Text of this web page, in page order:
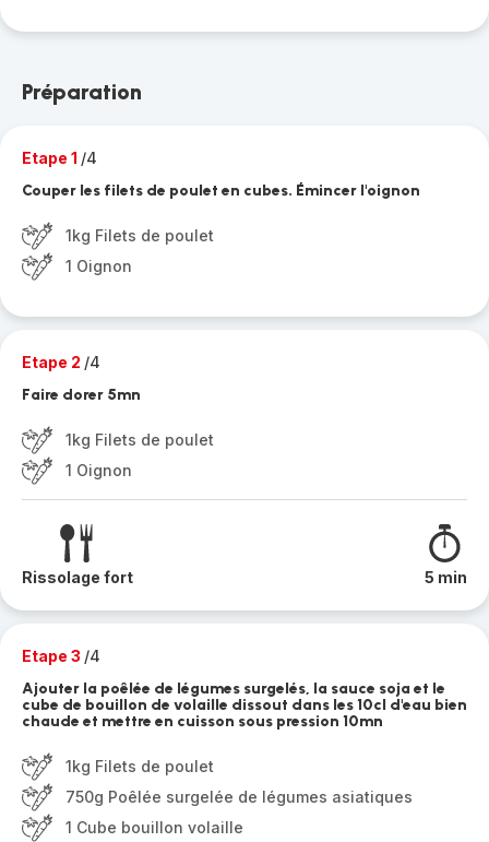
Préparation
Etape 1 /4
Couper les filets de poulet en cubes. Émincer l'oignon
1kg Filets de poulet
1 Oignon
Etape 2 /4
Faire dorer 5mn
1kg Filets de poulet
1 Oignon
Rissolage fort 5 min
Etape 3 /4
Ajouter la poêlée de légumes surgelés, la sauce soja et le
cube de bouillon de volaille dissout dans les 10cl d'eau bien
chaude et mettre en cuisson sous pression 10mn
1kg Filets de poulet
750g Poêlée surgelée de légumes asiatiques
1 Cube bouillon volaille